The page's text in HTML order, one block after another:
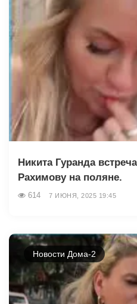
Никита Гуранда
Рахимову на поляне.
614 7 ИЮНЯ, 2025 19:45
Новости Дома-2